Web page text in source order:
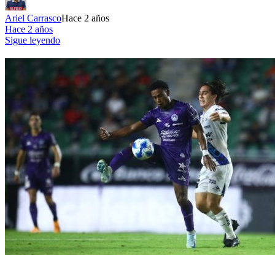
Ariel CarrascoHace 2 años
Hace 2 años
Sigue leyendo